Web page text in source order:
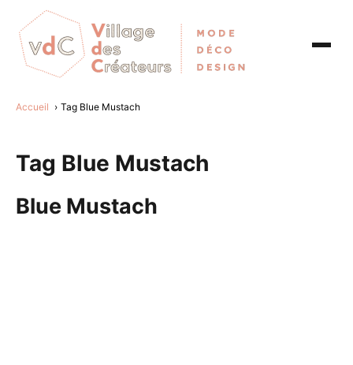
Accueil Tag Blue Mustach
Tag Blue Mustach
Blue Mustach